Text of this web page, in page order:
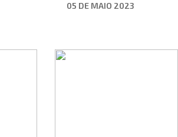
05 DE MAIO 2023